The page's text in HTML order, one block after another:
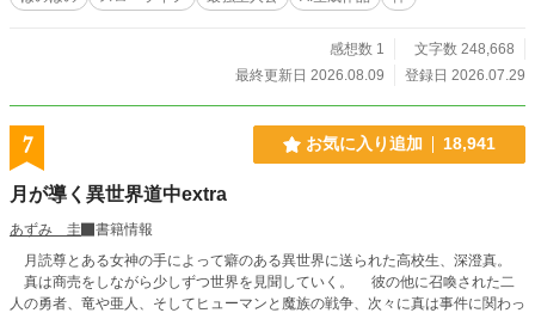
魔素を浴びて育った規格外の農作物を求め、理知的で美人の
に押しかけてくる！ 「世界の管理者」すら手が出せない最強
の農場主、カイト。 これは、世界の運命と、美味しい野菜
画・設定・世界観・登場人物・ストーリーは作者が考案し、
本文の文章生成にはAIを利用しています。掲載内容は作者が
感想数 1
文字数 248,668
最終更新日 2026.08.09
登録日 2026.07.29
7 お気に入り追加 18,941
月が導く異世界道中extra
あずみ 圭
書籍情報
月読尊とある女神の手によって癖のある異世界に送られた高校生、深澄真。
真は商売をしながら少しずつ世界を見聞していく。 彼の他に召喚された二
人の勇者、竜や亜人、そしてヒューマンと魔族の戦争、次々に真は事件に関わっ